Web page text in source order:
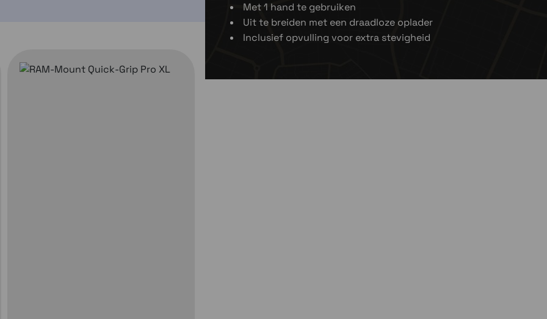
Met 1 hand te gebruiken
Uit te breiden met een draadloze oplader
Inclusief opvulling voor extra stevigheid